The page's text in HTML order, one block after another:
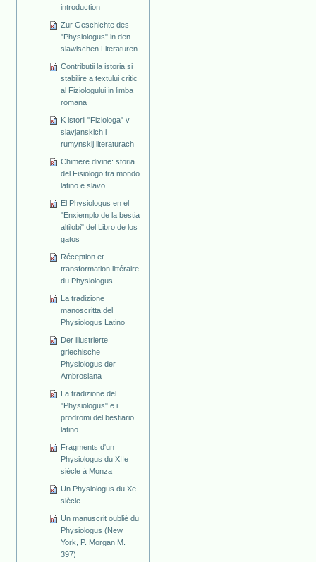
introduction
Zur Geschichte des
"Physiologus" in den
slawischen Literaturen
Contributii la istoria si
stabilire a textului critic
al Fiziologului in limba
romana
K istorii "Fiziologa" v
slavjanskich i
rumynskij literaturach
Chimere divine: storia
del Fisiologo tra mondo
latino e slavo
El Physiologus en el
"Enxiemplo de la bestia
altilobi" del Libro de los
gatos
Réception et
transformation littéraire
du Physiologus
La tradizione
manoscritta del
Physiologus Latino
Der illustrierte
griechische
Physiologus der
Ambrosiana
La tradizione del
"Physiologus" e i
prodromi del bestiario
latino
Fragments d'un
Physiologus du XIIe
siècle à Monza
Un Physiologus du Xe
siècle
Un manuscrit oublié du
Physiologus (New
York, P. Morgan M.
397)